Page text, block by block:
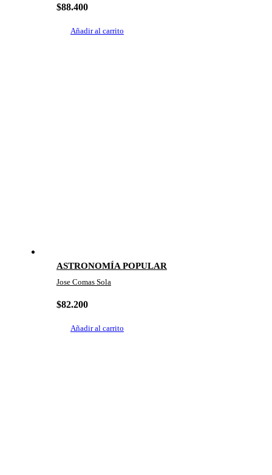
$88.400
Añadir al carrito
ASTRONOMÍA POPULAR
Jose Comas Sola
$82.200
Añadir al carrito